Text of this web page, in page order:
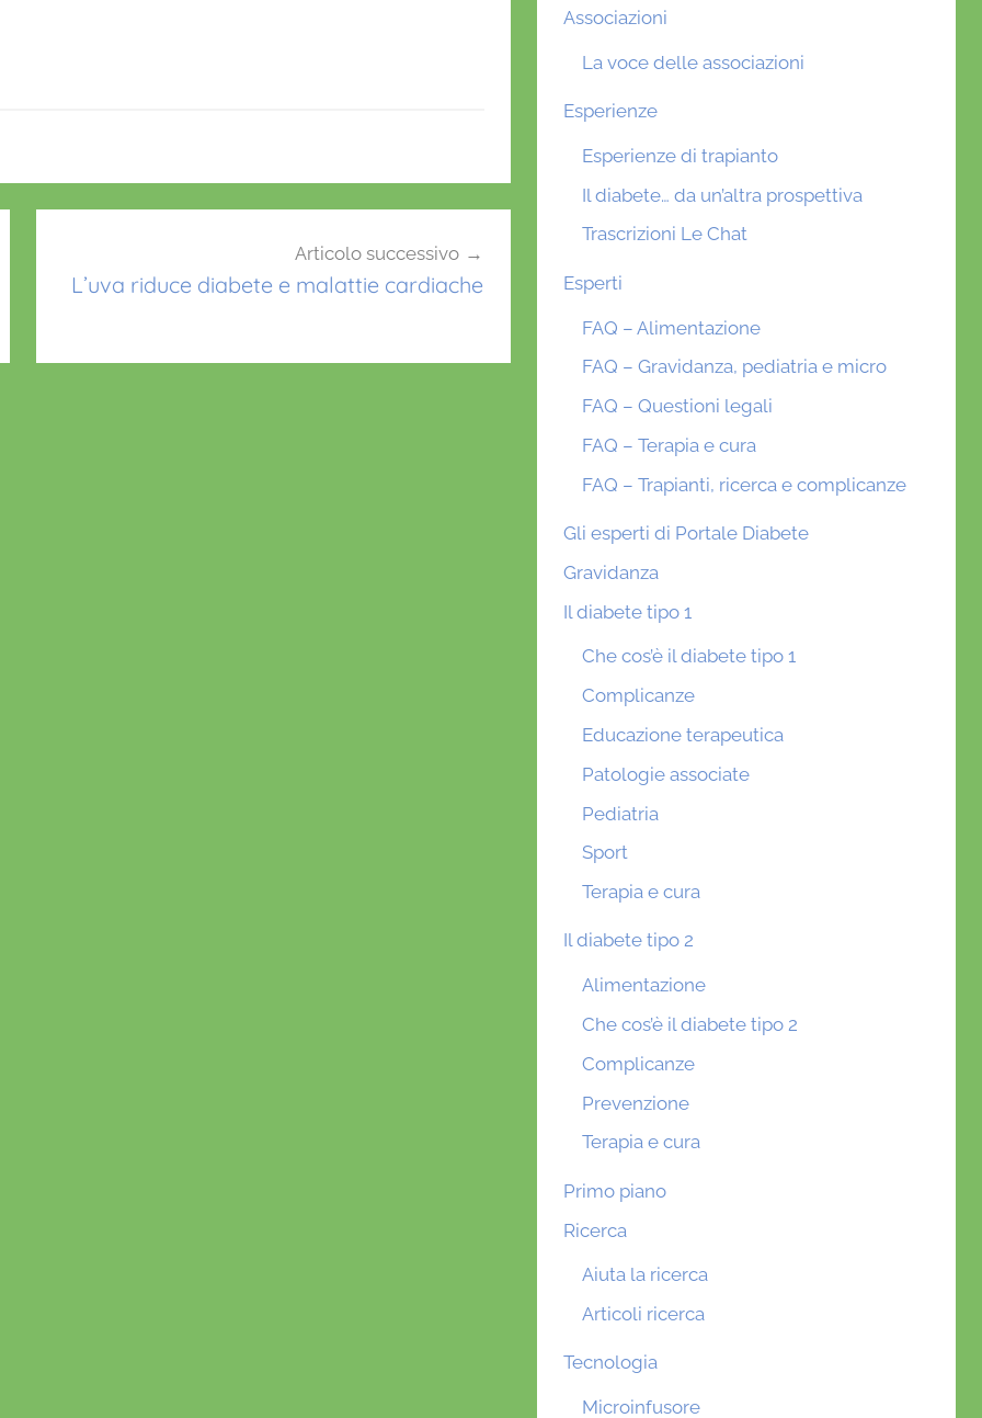
Articolo successivo
L’uva riduce diabete e malattie cardiache
Associazioni
La voce delle associazioni
Esperienze
Esperienze di trapianto
Il diabete… da un’altra prospettiva
Trascrizioni Le Chat
Esperti
FAQ – Alimentazione
FAQ – Gravidanza, pediatria e micro
FAQ – Questioni legali
FAQ – Terapia e cura
FAQ – Trapianti, ricerca e complicanze
Gli esperti di Portale Diabete
Gravidanza
Il diabete tipo 1
Che cos’è il diabete tipo 1
Complicanze
Educazione terapeutica
Patologie associate
Pediatria
Sport
Terapia e cura
Il diabete tipo 2
Alimentazione
Che cos’è il diabete tipo 2
Complicanze
Prevenzione
Terapia e cura
Primo piano
Ricerca
Aiuta la ricerca
Articoli ricerca
Tecnologia
Microinfusore